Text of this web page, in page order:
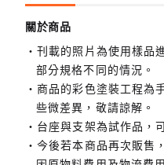
關於商品
刊載的照片為使用樣品
部分規格不同的情況。
商品的彩色塗裝工程為
些微差異，敬請諒解。
台座與支架為試作品，
今後若本商品再次販售